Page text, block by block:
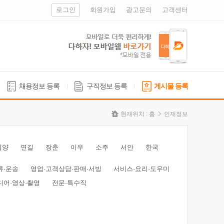
로그인 회원가입 광고문의 고객센터
채용정보 등록 구직정보 등록 게시물 등록
현재위치 : 홈 인재정보
양 연길 장춘 이우 소주 서안 한국
·운송 영업·고객상담·판매·서빙
서비스·요리·도우미
어·영상·촬영
전문·특수직